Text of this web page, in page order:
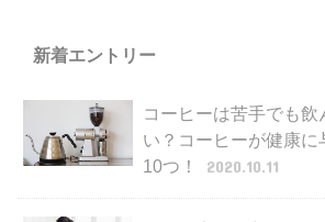
新着エントリー
コーヒーは苦手でも飲
い？コーヒーが健康に
10つ！
2020.10.11